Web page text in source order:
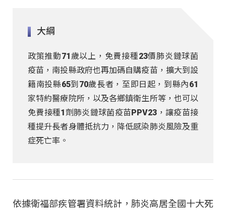
大綱
政策推動71歲以上，免費接種23價肺炎鏈球菌
疫苗，南投縣政府也再加碼自購疫苗，擴大到設
籍南投縣65到70歲長者，至即日起，到縣內61
家特約醫療院所，以及各鄉鎮衛生所等，也可以
免費接種1劑肺炎鏈球菌疫苗PPV23，讓疫苗接
種提升長者身體抵抗力，降低感染肺炎風險及重
症死亡率。
依據衛福部疾管署資料統計，肺炎高居全國十大死